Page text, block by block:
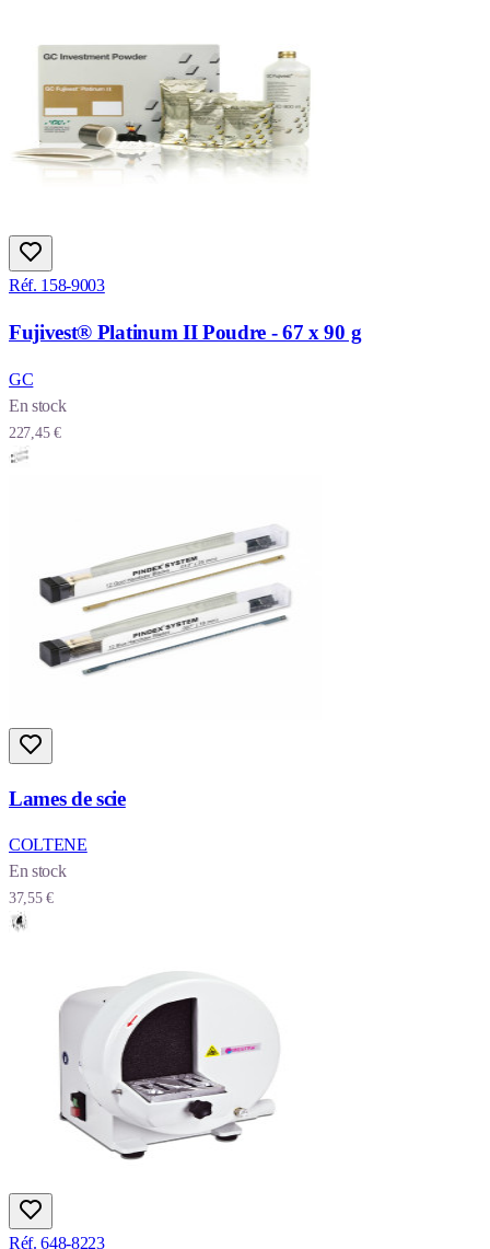
Réf. 158-9003
Fujivest® Platinum II Poudre - 67 x 90 g
GC
En stock
227,45 €
Lames de scie
COLTENE
En stock
37,55 €
Réf. 648-8223